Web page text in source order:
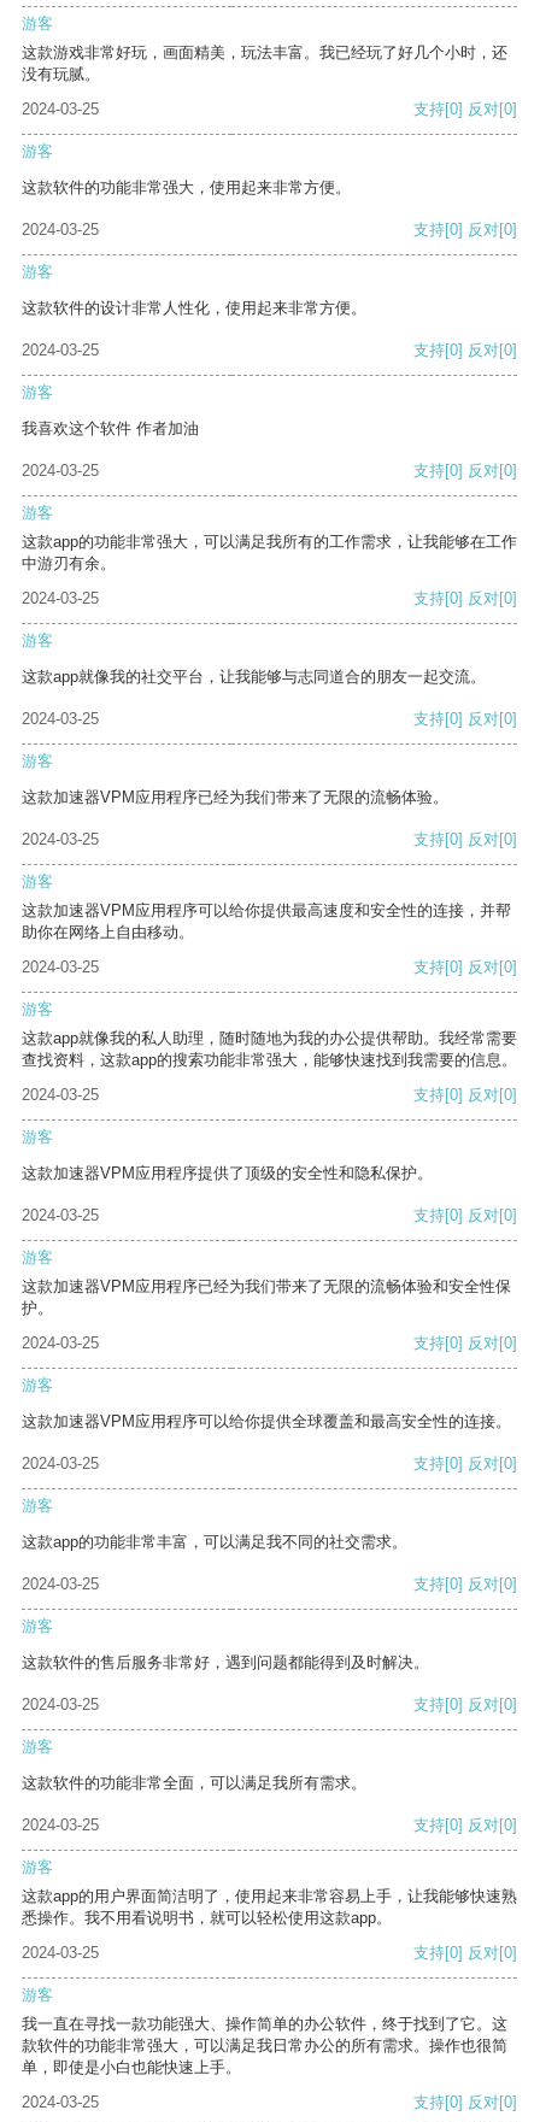
游客
这款游戏非常好玩，画面精美，玩法丰富。我已经玩了好几个小时，还
没有玩腻。
2024-03-25
支持[0] 反对[0]
游客
这款软件的功能非常强大，使用起来非常方便。
2024-03-25 支持[0] 反对[0]
游客
这款软件的设计非常人性化，使用起来非常方便。
2024-03-25 支持[0] 反对[0]
游客
我喜欢这个软件 作者加油
2024-03-25 支持[0] 反对[0]
游客
这款app的功能非常强大，可以满足我所有的工作需求，让我能够在工作
中游刃有余。
2024-03-25
支持[0] 反对[0]
游客
这款app就像我的社交平台，让我能够与志同道合的朋友一起交流。
2024-03-25 支持[0] 反对[0]
游客
这款加速器VPM应用程序已经为我们带来了无限的流畅体验。
2024-03-25 支持[0] 反对[0]
游客
这款加速器VPM应用程序可以给你提供最高速度和安全性的连接，并帮
助你在网络上自由移动。
2024-03-25
支持[0] 反对[0]
游客
这款app就像我的私人助理，随时随地为我的办公提供帮助。我经常需要
查找资料，这款app的搜索功能非常强大，能够快速找到我需要的信息。
2024-03-25
支持[0] 反对[0]
游客
这款加速器VPM应用程序提供了顶级的安全性和隐私保护。
2024-03-25 支持[0] 反对[0]
游客
这款加速器VPM应用程序已经为我们带来了无限的流畅体验和安全性保
护。
2024-03-25
支持[0] 反对[0]
游客
这款加速器VPM应用程序可以给你提供全球覆盖和最高安全性的连接。
2024-03-25 支持[0] 反对[0]
游客
这款app的功能非常丰富，可以满足我不同的社交需求。
2024-03-25 支持[0] 反对[0]
游客
这款软件的售后服务非常好，遇到问题都能得到及时解决。
2024-03-25 支持[0] 反对[0]
游客
这款软件的功能非常全面，可以满足我所有需求。
2024-03-25 支持[0] 反对[0]
游客
这款app的用户界面简洁明了，使用起来非常容易上手，让我能够快速熟
悉操作。我不用看说明书，就可以轻松使用这款app。
2024-03-25
支持[0] 反对[0]
游客
我一直在寻找一款功能强大、操作简单的办公软件，终于找到了它。这
款软件的功能非常强大，可以满足我日常办公的所有需求。操作也很简
单，即使是小白也能快速上手。
2024-03-25
支持[0] 反对[0]